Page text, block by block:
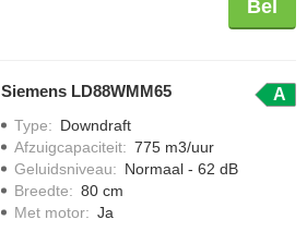
Bel
Siemens LD88WMM65 A
Type: Downdraft
Afzuigcapaciteit: 775 m3/uur
Geluidsniveau: Normaal - 62 dB
Breedte: 80 cm
Met motor: Ja